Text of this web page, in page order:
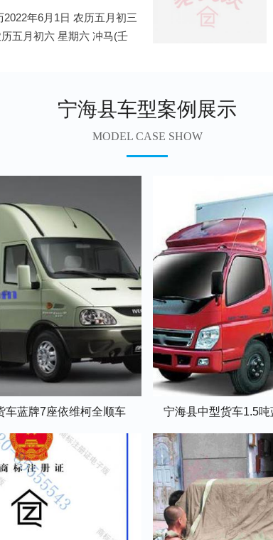
年6月1日 农历五月初三
五月初六 星期六 冲马(壬
宁海县车型案例展示
MODEL CASE SHOW
车蓝牌7座依维柯全顺车 宁海县中型货车1.5